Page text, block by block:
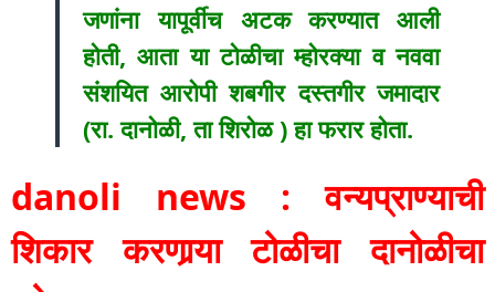
जणांना यापूर्वीच अटक करण्यात आली
होती, आता या टोळीचा म्होरक्या व नववा
संशयित आरोपी शबगीर दस्तगीर जमादार
(रा. दानोळी, ता शिरोळ ) हा फरार होता.
danoli news : वन्यप्राण्याची
शिकार करणार्‍या टोळीचा दानोळीचा